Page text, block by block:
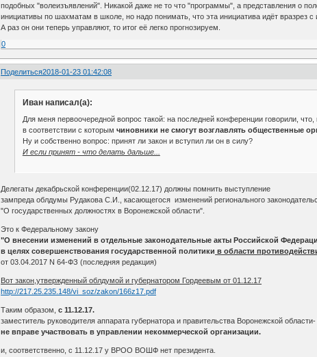
подобных "волеизъявлений". Никакой даже не то что "программы", а представления о
инициативы по шахматам в школе, но надо понимать, что эта инициатива идёт вразрез
А раз он они теперь управляют, то итог её легко прогнозируем.
0
Поделиться2018-01-23 01:42:08
Иван написал(а):
Для меня первоочередной вопрос такой: на последней конференции говорили, что,
в соответствии с которым чиновники не смогут возглавлять общественные
Ну и собственно вопрос: принят ли закон и вступил ли он в силу?
И если принят - что делать дальше...
Делегаты декабрьской конференции(02.12.17) должны помнить выступление
зампреда облдумы Рудакова С.И., касающегося изменений регионального
"О государственных должностях в Воронежской области".
Это к Федеральному закону
"О внесении изменений в отдельные законодательные акты Российской
в целях совершенствования государственной политики в области
от 03.04.2017 N 64-ФЗ (последняя редакция)
Вот закон,утвержденный облдумой и губернатором Гордеевым от 01.12.17
http://217.25.235.148/vi_soz/zakon/166z17.pdf
Таким образом,с 11.12.17.
заместитель руководителя аппарата губернатора и правительства Воронежской области-
не вправе участвовать в управлении некоммерческой организации.
и, соответственно, с 11.12.17 у ВРОО ВОШФ нет президента.